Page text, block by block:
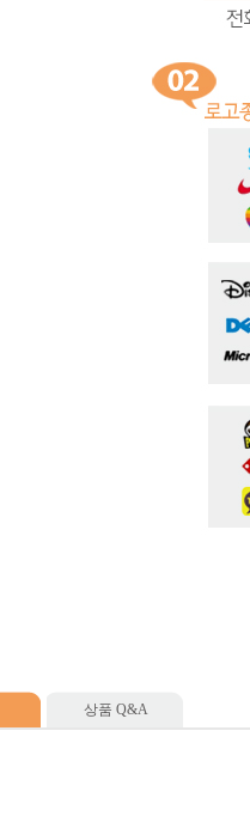
상품 Q&A